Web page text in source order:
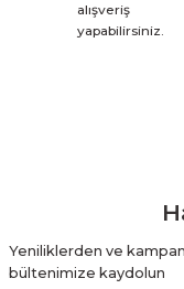
alışveriş
yapabilirsiniz.
Yeniliklerden ve
bültenimize kaydolun